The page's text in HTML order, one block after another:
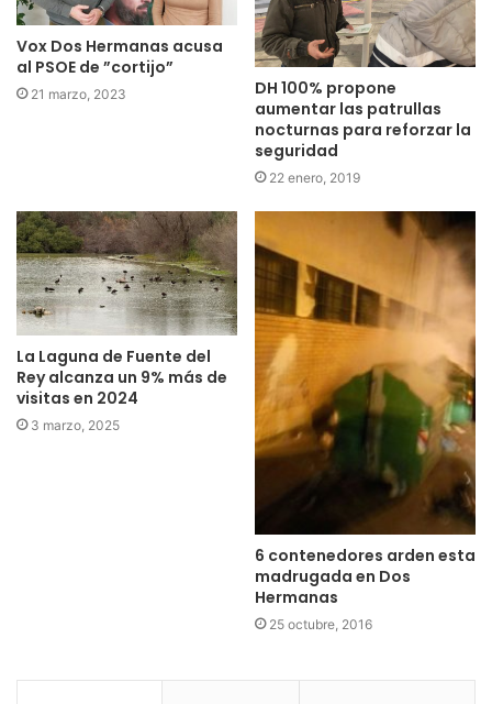
Vox Dos Hermanas acusa
al PSOE de ”cortijo”
21 marzo, 2023
DH 100% propone
aumentar las patrullas
nocturnas para reforzar la
seguridad
22 enero, 2019
La Laguna de Fuente del
Rey alcanza un 9% más de
visitas en 2024
3 marzo, 2025
6 contenedores arden esta
madrugada en Dos
Hermanas
25 octubre, 2016